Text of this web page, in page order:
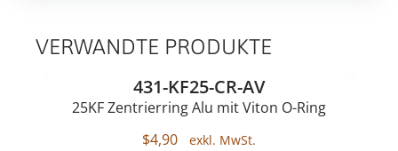
VERWANDTE PRODUKTE
431-KF25-CR-AV
25KF Zentrierring Alu mit Viton O-Ring
$4,90